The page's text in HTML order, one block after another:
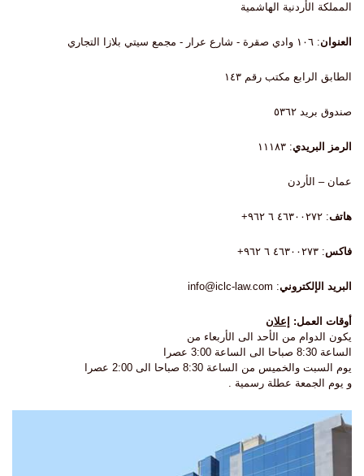
المملكة الأردنية الهاشمية
العنوان: ۱۰٦ وادي صقرة - شارع عرار - مجمع سيتي بلازا التجاري
الطابق الرابع مكتب رقم ١٤٣
صندوق بريد ٥٣٦٢
الرمز البريدي: ١١١٨٣
عمان – الأردن
هاتف: ٤٦٣٠٠٢٧٢ ٦ ٩٦٢+
فاكس: ٤٦٣٠٠٢٧٣ ٦ ٩٦٢+
البريد الإلكتروني:
info@iclc-law.com
أوقات العمل:
إعلان
يكون الدوام من الأحد الى الأربعاء من
الساعة 8:30 صباحا الى الساعة 3:00 عصرا
يوم السبت والخميس من الساعة 8:30 صباحا الى 2:00 عصرا
و يوم الجمعة عطلة رسمية .